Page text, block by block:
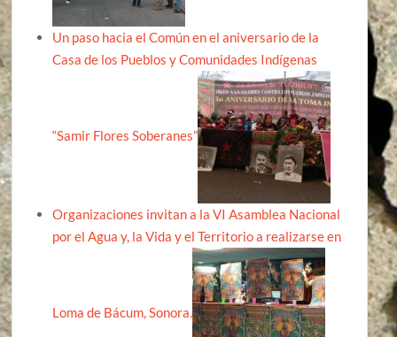
Un paso hacia el Común en el aniversario de la
Casa de los Pueblos y Comunidades Indígenas
“Samir Flores Soberanes”
Organizaciones invitan a la VI Asamblea Nacional
por el Agua y, la Vida y el Territorio a realizarse en
Loma de Bácum, Sonora.